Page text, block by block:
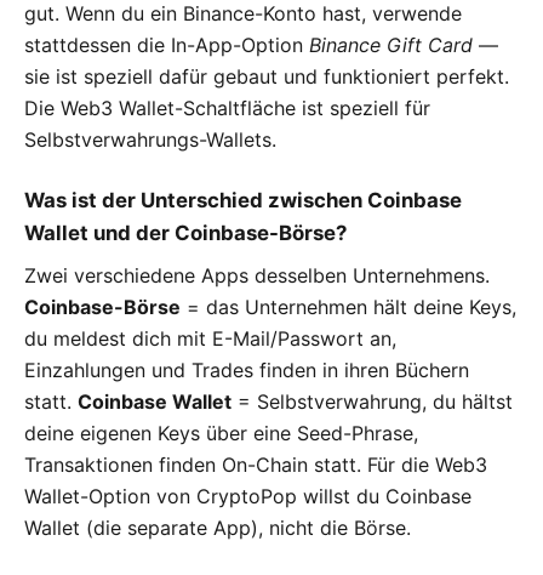
gut. Wenn du ein Binance-Konto hast, verwende
stattdessen die In-App-Option Binance Gift Card —
sie ist speziell dafür gebaut und funktioniert perfekt.
Die Web3 Wallet-Schaltfläche ist speziell für
Selbstverwahrungs-Wallets.
Was ist der Unterschied zwischen Coinbase
Wallet und der Coinbase-Börse?
Zwei verschiedene Apps desselben Unternehmens.
Coinbase-Börse = das Unternehmen hält deine Keys,
du meldest dich mit E-Mail/Passwort an,
Einzahlungen und Trades finden in ihren Büchern
statt. Coinbase Wallet = Selbstverwahrung, du hältst
deine eigenen Keys über eine Seed-Phrase,
Transaktionen finden On-Chain statt. Für die Web3
Wallet-Option von CryptoPop willst du Coinbase
Wallet (die separate App), nicht die Börse.